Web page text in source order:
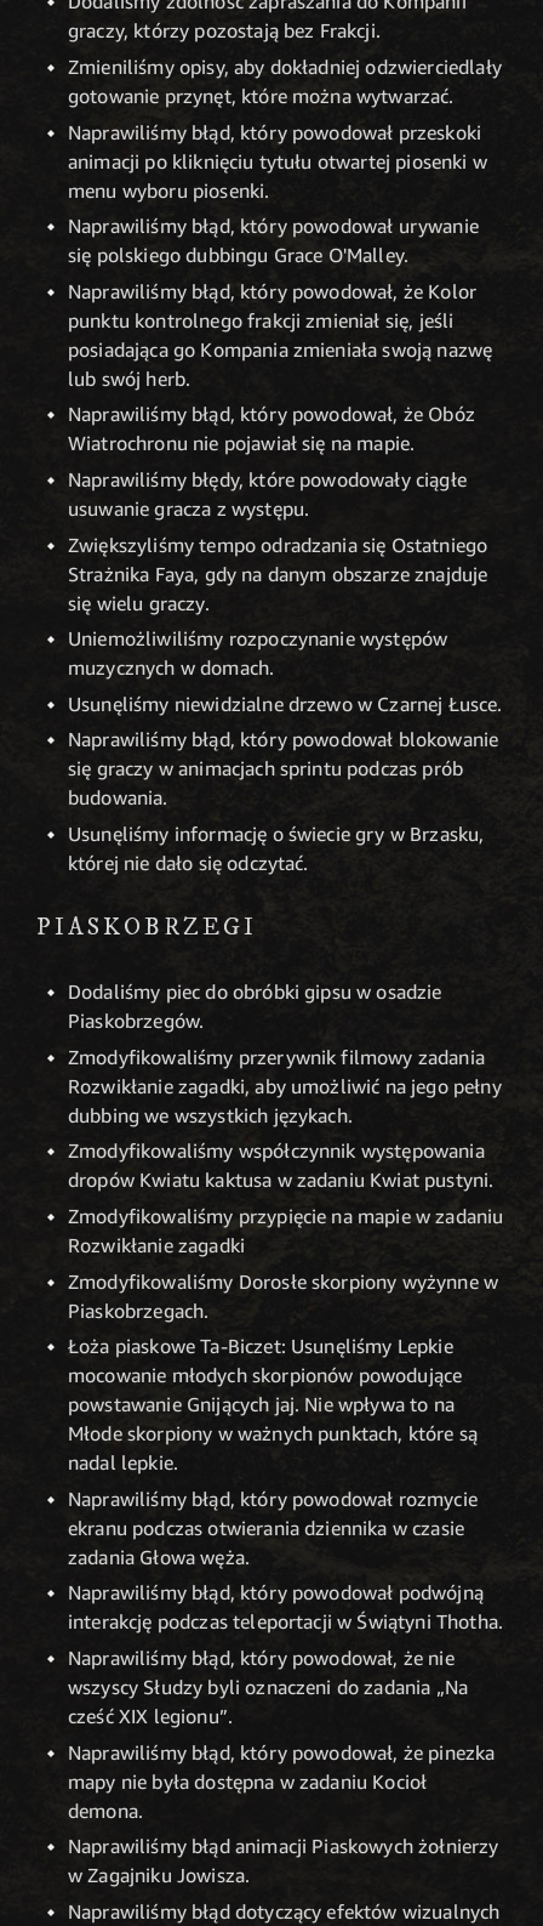
graczy, którzy pozostają bez Frakcji.
Zmieniliśmy opisy, aby dokładniej odzwierciedlały
gotowanie przynęt, które można wytwarzać.
Naprawiliśmy błąd, który powodował przeskoki
animacji po kliknięciu tytułu otwartej piosenki w
menu wyboru piosenki.
Naprawiliśmy błąd, który powodował urywanie
się polskiego dubbingu Grace O'Malley.
Naprawiliśmy błąd, który powodował, że Kolor
punktu kontrolnego frakcji zmieniał się, jeśli
posiadająca go Kompania zmieniała swoją nazwę
lub swój herb.
Naprawiliśmy błąd, który powodował, że Obóz
Wiatrochronu nie pojawiał się na mapie.
Naprawiliśmy błędy, które powodowały ciągłe
usuwanie gracza z występu.
Zwiększyliśmy tempo odradzania się Ostatniego
Strażnika Faya, gdy na danym obszarze znajduje
się wielu graczy.
Uniemożliwiliśmy rozpoczynanie występów
muzycznych w domach.
Usunęliśmy niewidzialne drzewo w Czarnej Łusce.
Naprawiliśmy błąd, który powodował blokowanie
się graczy w animacjach sprintu podczas prób
budowania.
Usunęliśmy informację o świecie gry w Brzasku,
której nie dało się odczytać.
PIASKOBRZEGI
Dodaliśmy piec do obróbki gipsu w osadzie
Piaskobrzegów.
Zmodyfikowaliśmy przerywnik filmowy zadania
Rozwikłanie zagadki, aby umożliwić na jego pełny
dubbing we wszystkich językach.
Zmodyfikowaliśmy współczynnik występowania
dropów Kwiatu kaktusa w zadaniu Kwiat pustyni.
Zmodyfikowaliśmy przypięcie na mapie w zadaniu
Rozwikłanie zagadki
Zmodyfikowaliśmy Dorosłe skorpiony wyżynne w
Piaskobrzegach.
Łoża piaskowe Ta-Biczet: Usunęliśmy Lepkie
mocowanie młodych skorpionów powodujące
powstawanie Gnijących jaj. Nie wpływa to na
Młode skorpiony w ważnych punktach, które są
nadal lepkie.
Naprawiliśmy błąd, który powodował rozmycie
ekranu podczas otwierania dziennika w czasie
zadania Głowa węża.
Naprawiliśmy błąd, który powodował podwójną
interakcję podczas teleportacji w Świątyni Thotha.
Naprawiliśmy błąd, który powodował, że nie
wszyscy Słudzy byli oznaczeni do zadania „Na
cześć XIX legionu”.
Naprawiliśmy błąd, który powodował, że pinezka
mapy nie była dostępna w zadaniu Kocioł
demona.
Naprawiliśmy błąd animacji Piaskowych żołnierzy
w Zagajniku Jowisza.
Naprawiliśmy błąd dotyczący efektów wizualnych